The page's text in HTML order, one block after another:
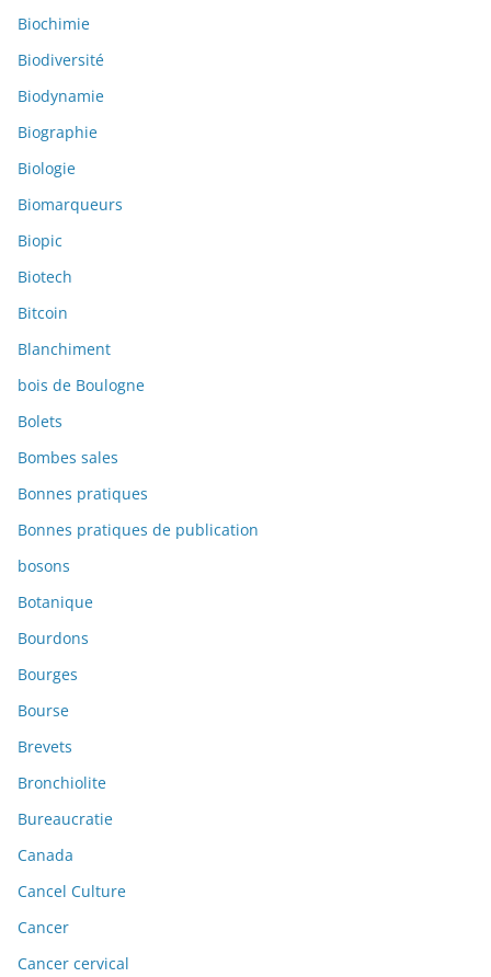
Biochimie
Biodiversité
Biodynamie
Biographie
Biologie
Biomarqueurs
Biopic
Biotech
Bitcoin
Blanchiment
bois de Boulogne
Bolets
Bombes sales
Bonnes pratiques
Bonnes pratiques de publication
bosons
Botanique
Bourdons
Bourges
Bourse
Brevets
Bronchiolite
Bureaucratie
Canada
Cancel Culture
Cancer
Cancer cervical